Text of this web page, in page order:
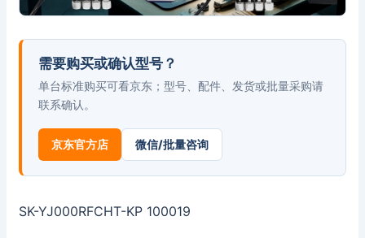
需要购买或确认型号？
单台标准购买可看京东；型号、配件、发货或批量采购请
联系确认。
京东官方店 微信/批量咨询
SK-YJ000RFCHT-KP 100019